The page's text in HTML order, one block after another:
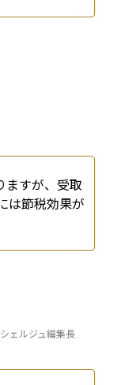
ますが、受取
は節税効果が
ェルジュ編集長